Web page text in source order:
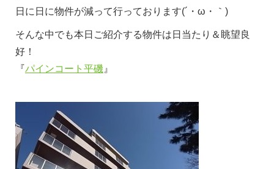
日に日に物件が減って行っております(´・ω・｀)
そんな中でも本日ご紹介する物件は日当たり＆眺望良
好！
『パインコート平磯 』